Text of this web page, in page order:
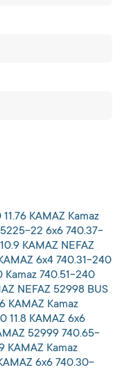
KAMAZ Kamaz
22 6x6 740.37-
KAMAZ NEFAZ
6x4 740.31-240
Kamaz 740.51-240
NEFAZ 52998 BUS
KAMAZ Kamaz
11.8 KAMAZ 6x6
52999 740.65-
KAMAZ Kamaz
6x6 740.30-